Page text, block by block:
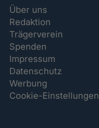
Über uns
Redaktion
Trägerverein
Spenden
Impressum
Datenschutz
Werbung
Cookie-Einstellungen